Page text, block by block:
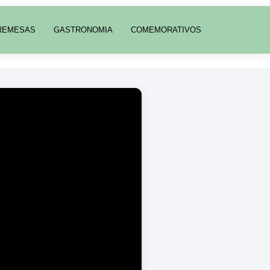
GASTRONOMIA COMEMORATIVOS